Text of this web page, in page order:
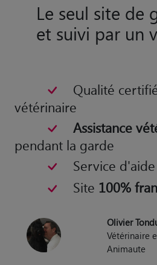
Le seul site de
et suivi par un
Qualité
vétérinaire
Assistance
pendant la garde
Service
Site 100%
Olivier
Vétérinaire
Animaute